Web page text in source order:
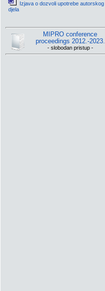
Izjava o dozvoli upotrebe autorskog
djela
MIPRO conference
proceedings 2012.-2023.
- slobodan pristup -